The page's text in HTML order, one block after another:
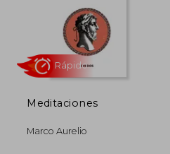
5%
Meditaciones
Marco Aurelio